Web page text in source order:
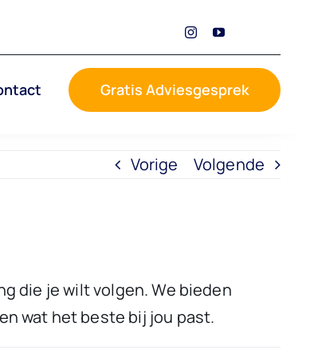
Gratis Adviesgesprek
Vorige Volgende
die je wilt volgen. We bieden
wat het beste bij jou past.